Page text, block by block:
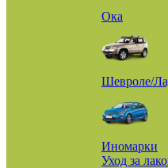
Ока
Шевроле/
Иномарки
Уход за